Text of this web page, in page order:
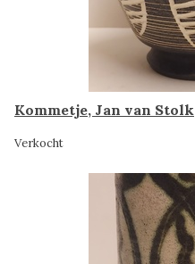
Kommetje, Jan van Stolk
Verkocht